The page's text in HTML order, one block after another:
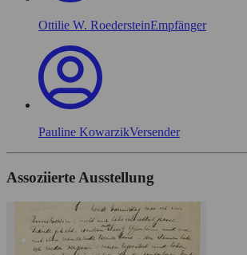
Ottilie W. RoedersteinEmpfänger
Pauline KowarzikVersender
Assoziierte Ausstellung